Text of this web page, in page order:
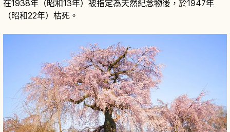
在1938年（昭和13年）被指定為天然紀念物後，於1947年
（昭和22年）枯死。